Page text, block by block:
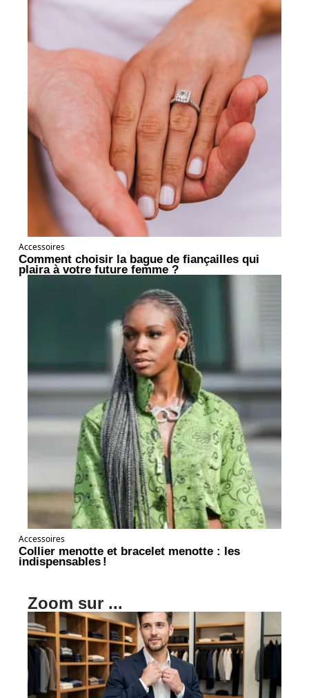
Accessoires
Comment choisir la bague de fiançailles qui
plaira à votre future femme ?
Accessoires
Collier menotte et bracelet menotte : les
indispensables !
Zoom sur ...